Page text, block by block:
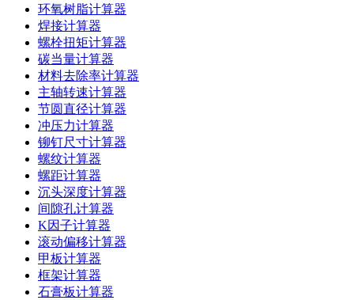
环氧树脂计算器
焊接计算器
螺栓扭矩计算器
碳当量计算器
材料去除率计算器
主轴转速计算器
节圆直径计算器
冲压力计算器
铆钉尺寸计算器
螺纹计算器
螺距计算器
沉头深度计算器
间隙孔计算器
K因子计算器
滚动偏移计算器
甲板计算器
框架计算器
石膏板计算器